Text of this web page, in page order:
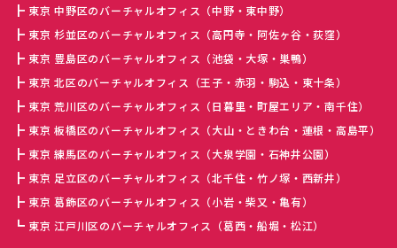
東京 中野区のバーチャルオフィス（中野・東中野）
東京 杉並区のバーチャルオフィス（高円寺・阿佐ヶ谷・荻窪）
東京 豊島区のバーチャルオフィス（池袋・大塚・巣鴨）
東京 北区のバーチャルオフィス（王子・赤羽・駒込・東十条）
東京 荒川区のバーチャルオフィス（日暮里・町屋エリア・南千住）
東京 板橋区のバーチャルオフィス（大山・ときわ台・蓮根・高島平）
東京 練馬区のバーチャルオフィス（大泉学園・石神井公園）
東京 足立区のバーチャルオフィス（北千住・竹ノ塚・西新井）
東京 葛飾区のバーチャルオフィス（小岩・柴又・亀有）
東京 江戸川区のバーチャルオフィス（葛西・船堀・松江）